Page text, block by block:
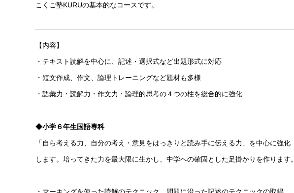
こくご塾KURUの基本的なコースです。
【内容】
・テキスト読解を中心に、記述・選択式など出題形式に対応
・短文作成、作文、論理トレーニングなど題材も多様
・語彙力・読解力・作文力・論理的思考の４つの柱を総合的に強化
◆小学６年生国語専科
「自ら考える力、自分の考え・意見をはっきりと読み手に伝える力」を中心に強化
します。培ってきた力を最大限に生かし、中学への確固とした足掛かりを作ります。